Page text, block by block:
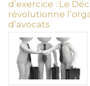
d’exercice : Le
révolutionne
d’avocats